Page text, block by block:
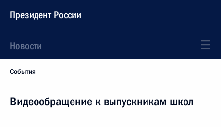
Президент России
Новости
События
Видеообращение к выпускникам школ